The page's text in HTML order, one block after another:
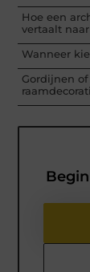
Hoe een
vertaalt
Wanneer
Gordijnen